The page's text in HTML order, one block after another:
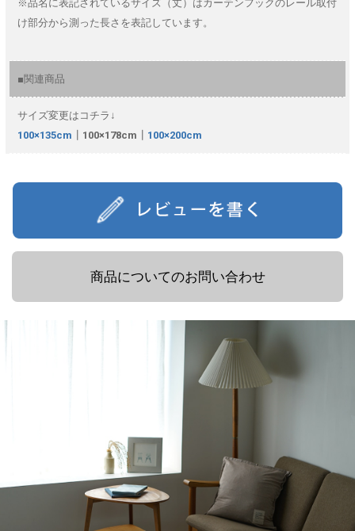
※品名に表記されているサイズ（丈）はカーテンフックのレール取付
け部分から測った長さを表記しています。
■関連商品
サイズ変更はコチラ↓
100×135cm ┃100×178cm┃ 100×200cm
商品についてのお問い合わせ